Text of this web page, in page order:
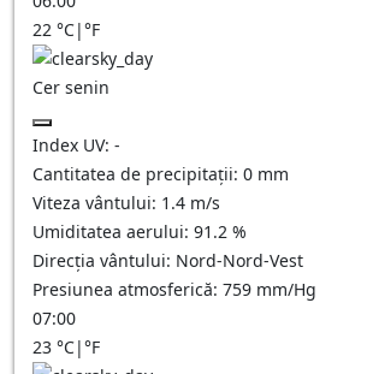
22 °C|°F
Cer senin
Index UV: -
Cantitatea de precipitații: 0 mm
Viteza vântului: 1.4 m/s
Umiditatea aerului: 91.2 %
Direcția vântului: Nord-Nord-Vest
Presiunea atmosferică: 759 mm/Hg
07:00
23 °C|°F